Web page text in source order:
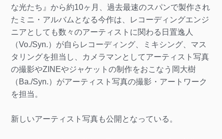
な光たち』から約10ヶ月、過去最速のスパンで製作され
たミニ・アルバムとなる今作は、レコーディングエンジ
ニアとしても数々のアーティストに関わる日置逸人
（Vo./Syn.）が自らレコーディング、ミキシング、マス
タリングを担当し、カメラマンとしてアーティスト写真
の撮影やZINEやジャケットの制作をおこなう岡大樹
（Ba./Syn.）がアーティスト写真の撮影・アートワーク
を担当。
新しいアーティスト写真も公開となっている。